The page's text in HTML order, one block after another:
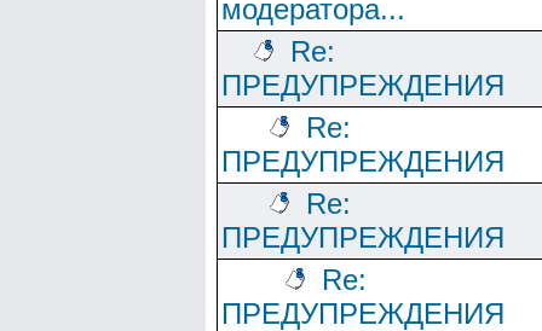
модератора...
Re:
ПРЕДУПРЕЖДЕНИЯ
Re:
ПРЕДУПРЕЖДЕНИЯ
Re:
ПРЕДУПРЕЖДЕНИЯ
Re:
ПРЕДУПРЕЖДЕНИЯ